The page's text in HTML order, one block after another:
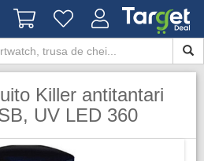
Killer antitantari
UV LED 360